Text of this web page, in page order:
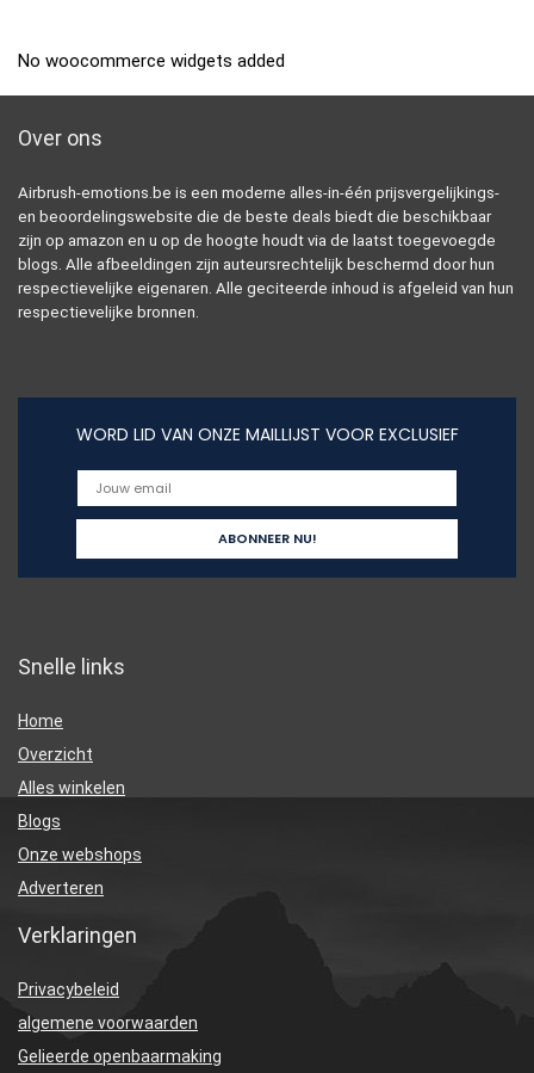
No woocommerce widgets added
Over ons
Airbrush-emotions.be is een moderne alles-in-één prijsvergelijkings-
en beoordelingswebsite die de beste deals biedt die beschikbaar
zijn op amazon en u op de hoogte houdt via de laatst toegevoegde
blogs. Alle afbeeldingen zijn auteursrechtelijk beschermd door hun
respectievelijke eigenaren. Alle geciteerde inhoud is afgeleid van hun
respectievelijke bronnen.
WORD LID VAN ONZE MAILLIJST VOOR EXCLUSIEF
Snelle links
Home
Overzicht
Alles winkelen
Blogs
Onze webshops
Adverteren
Verklaringen
Privacybeleid
algemene voorwaarden
Gelieerde openbaarmaking